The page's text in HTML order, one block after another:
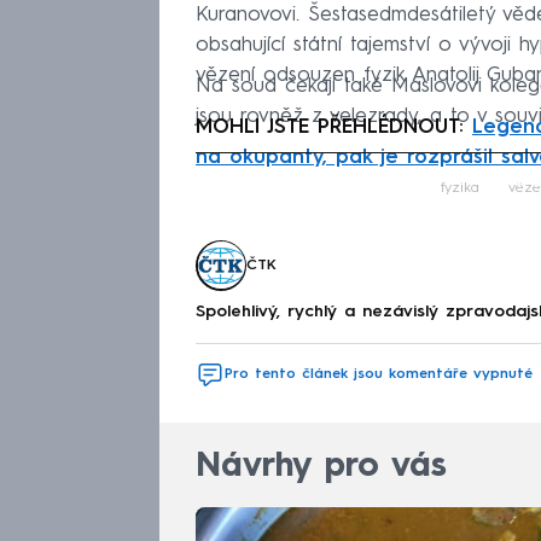
Kuranovovi. Šestasedmdesátiletý
obsahující státní tajemství o vývoji
vězení odsouzen fyzik Anatolij
Na soud čekají také Maslovovi
jsou rovněž z velezrady, a to v
MOHLI JSTE PŘEHLÉDNOUT:
na okupanty, pak je rozprášil
fyzika
ČTK
Spolehlivý, rychlý a nezávislý
Pro tento článek jsou komentáře vypnuté
Návrhy pro vás